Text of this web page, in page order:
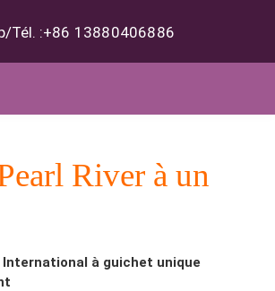
Tél. :+86 13880406886
River à un
International à guichet unique